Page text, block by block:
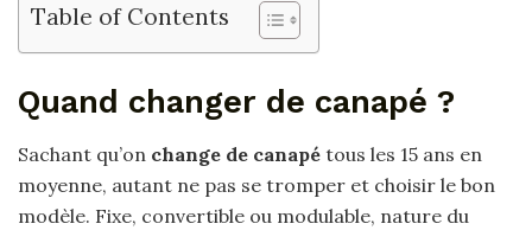
Table of Contents
Quand changer de canapé ?
Sachant qu’on change de canapé tous les 15 ans en
moyenne, autant ne pas se tromper et choisir le bon
modèle. Fixe, convertible ou modulable, nature du